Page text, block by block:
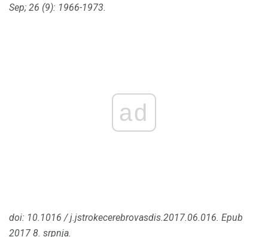
Sep; 26 (9): 1966-1973.
ad
doi: 10.1016 / j.jstrokecerebrovasdis.2017.06.016. Epub
2017 8. srpnja.